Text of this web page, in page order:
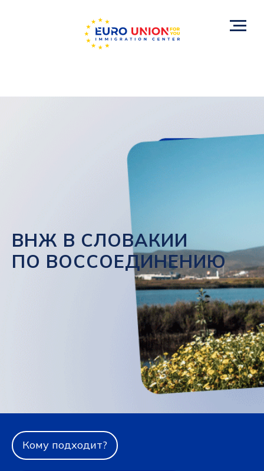
ВНЖ В СЛОВАКИИ
ПО ВОССОЕДИНЕНИЮ
Кому подходит?